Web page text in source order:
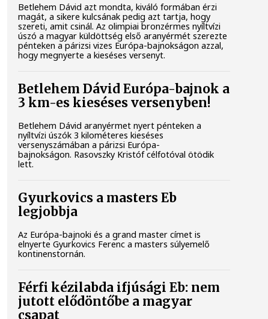
Betlehem Dávid azt mondta, kiváló formában érzi
magát, a sikere kulcsának pedig azt tartja, hogy
szereti, amit csinál. Az olimpiai bronzérmes nyíltvízi
úszó a magyar küldöttség első aranyérmét szerezte
pénteken a párizsi vizes Európa-bajnokságon azzal,
hogy megnyerte a kieséses versenyt.
Betlehem Dávid Európa-bajnok a
3 km-es kieséses versenyben!
Betlehem Dávid aranyérmet nyert pénteken a
nyíltvízi úszók 3 kilométeres kieséses
versenyszámában a párizsi Európa-
bajnokságon. Rasovszky Kristóf célfotóval ötödik
lett.
Gyurkovics a masters Eb
legjobbja
Az Európa-bajnoki és a grand master címet is
elnyerte Gyurkovics Ferenc a masters súlyemelő
kontinenstornán.
Férfi kézilabda ifjúsági Eb: nem
jutott elődöntőbe a magyar
csapat